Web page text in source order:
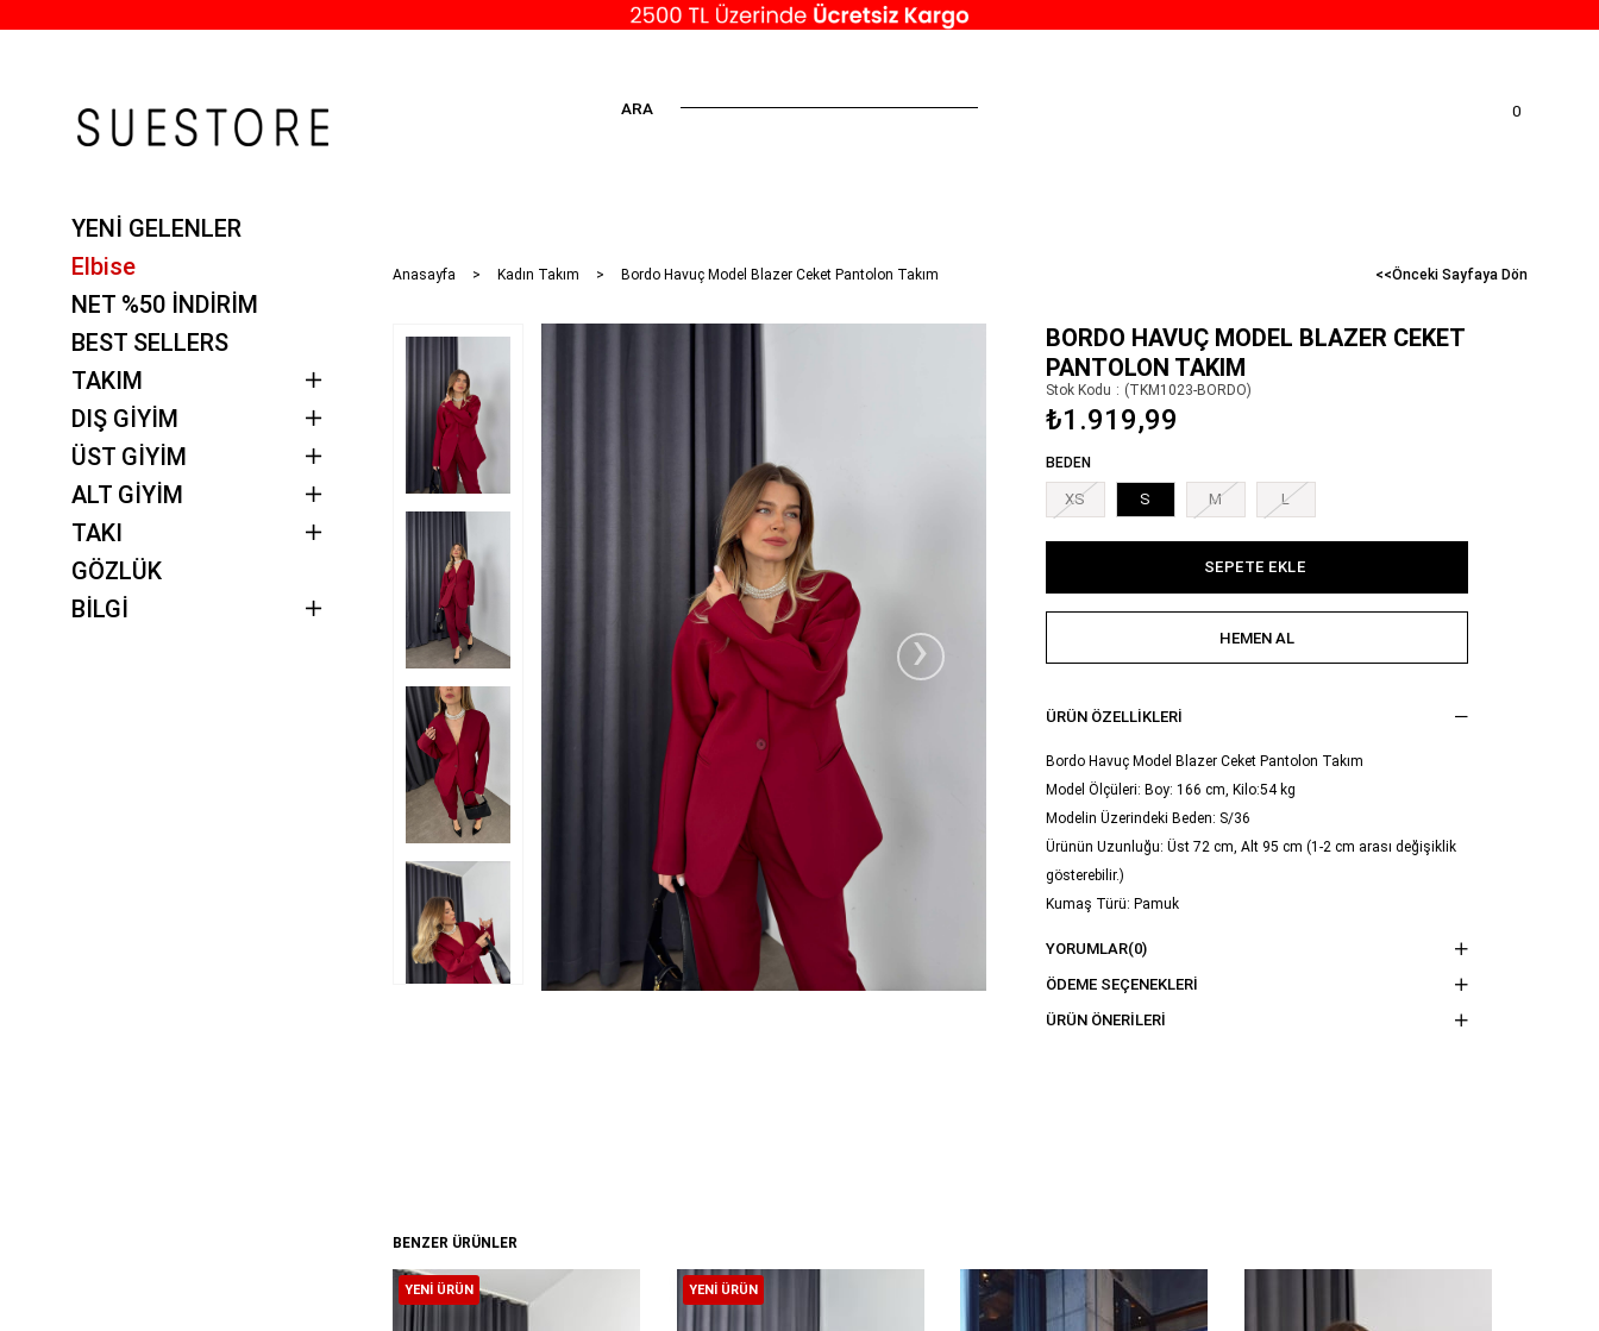
0
YENİ GELENLER
Elbise
NET %50 İNDİRİM
BEST SELLERS
TAKIM
DIŞ GİYİM
ÜST GİYİM
ALT GİYİM
TAKI
GÖZLÜK
BİLGİ
ARA
Anasayfa Kadın Takım Bordo Havuç Model Blazer Ceket Pantolon Takım <<Önceki Sayfaya Dön
›
BORDO HAVUÇ MODEL BLAZER CEKET
PANTOLON TAKIM
Stok Kodu (TKM1023-BORDO)
₺1.919,99
BEDEN
XS S M L
ÜRÜN ÖZELLIKLERI
Bordo Havuç Model Blazer Ceket Pantolon Takım
Model Ölçüleri: Boy: 166 cm, Kilo:54 kg
Modelin Üzerindeki Beden: S/36
Ürünün Uzunluğu: Üst 72 cm, Alt 95 cm (1-2 cm arası değişiklik
gösterebilir.)
Kumaş Türü: Pamuk
talimatına ulaşabilirsiniz.
YORUMLAR(0)
ÖDEME SEÇENEKLERI
ÜRÜN ÖNERILERI
BENZER ÜRÜNLER
YENI ÜRÜN YENI ÜRÜN